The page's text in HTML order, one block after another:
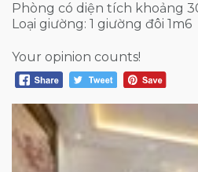
Phòng có diện tích khoảng
Loại giường: 1 giường đôi 1m6
Your opinion counts!